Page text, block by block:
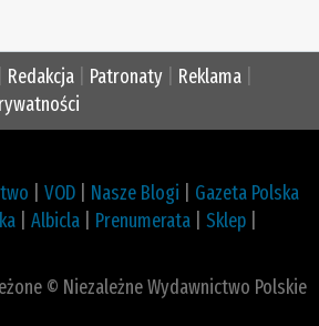
Redakcja Patronaty Reklama
VOD Nasze Blogi
Gazeta Polska
Albicla Prenumerata Sklep
© Niezależne Wydawnictwo Polskie